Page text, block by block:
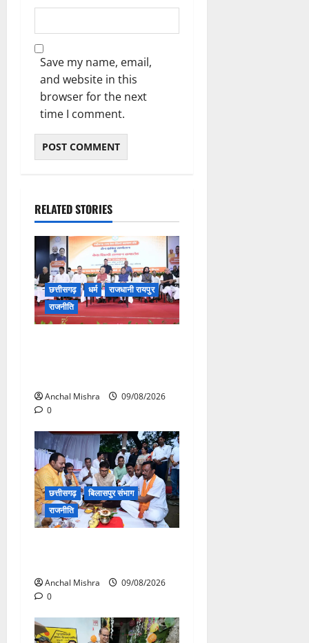
Save my name, email,
and website in this
browser for the next
time I comment.
RELATED STORIES
छत्तीसगढ़ धर्म
राजधानी रायपुर
राजनीति
Anchal Mishra
09/08/2026
0
छत्तीसगढ़
बिलासपुर संभाग
राजनीति
Anchal Mishra
09/08/2026
0